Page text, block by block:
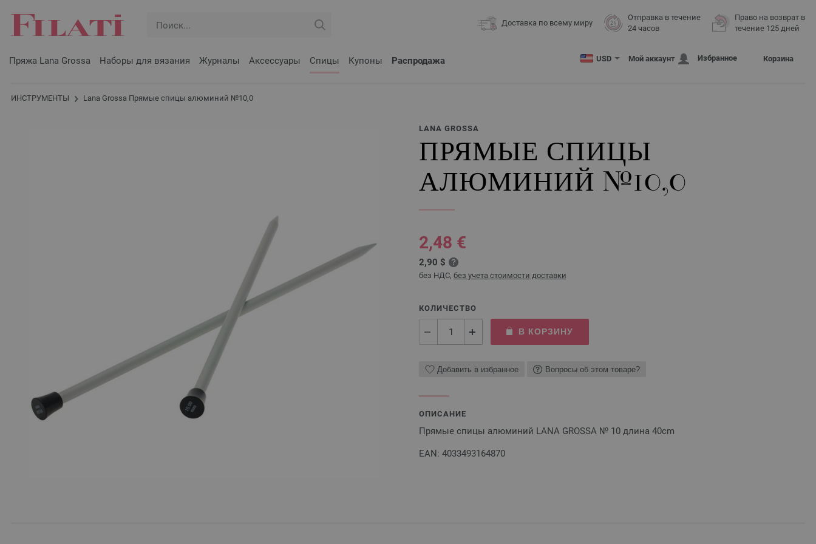
Доставка по всему миру
Отправка в течение
24 часов
Право на возврат в
течение 125 дней
Пряжа Lana Grossa Наборы для вязания Журналы Аксессуары Спицы Купоны Распродажа USD Мой аккаунт Избранное Корзина
ИНСТРУМЕНТЫ Lana Grossa Прямые спицы алюминий №10,0
LANA GROSSA
ПРЯМЫЕ СПИЦЫ
АЛЮМИНИЙ №10,0
2,48 €
2,90 $
без НДС, без учета стоимости доставки
КОЛИЧЕСТВО
В КОРЗИНУ
Добавить в избранное Вопросы об этом товаре?
ОПИСАНИЕ
Прямые спицы алюминий LANA GROSSA № 10 длина 40cm
EAN: 4033493164870